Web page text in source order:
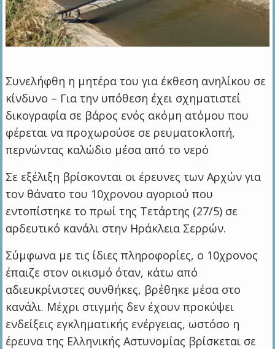
Συνελήφθη η μητέρα του για έκθεση ανηλίκου σε
κίνδυνο – Για την υπόθεση έχει σχηματιστεί
δικογραφία σε βάρος ενός ακόμη ατόμου που
φέρεται να προχωρούσε σε ρευματοκλοπή,
περνώντας καλώδιο μέσα από το νερό
Σε εξέλιξη βρίσκονται οι έρευνες των Αρχών για
τον θάνατο του 10χρονου αγοριού που
εντοπίστηκε το πρωί της Τετάρτης (27/5) σε
αρδευτικό κανάλι στην Ηράκλεια Σερρών.
Σύμφωνα με τις ίδιες πληροφορίες, ο 10χρονος
έπαιζε στον οικισμό όταν, κάτω από
αδιευκρίνιστες συνθήκες, βρέθηκε μέσα στο
κανάλι. Μέχρι στιγμής δεν έχουν προκύψει
ενδείξεις εγκληματικής ενέργειας, ωστόσο η
έρευνα της Ελληνικής Αστυνομίας βρίσκεται σε